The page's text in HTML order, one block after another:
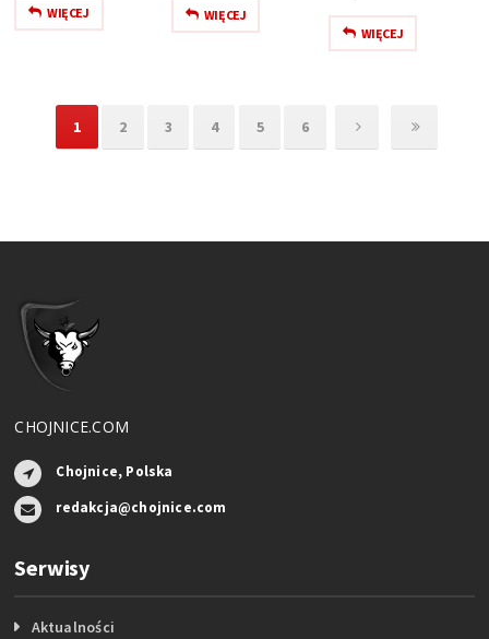
WIĘCEJ WIĘCEJ
WIĘCEJ
1 2 3 4 5 6
CHOJNICE.COM
Chojnice, Polska
redakcja@chojnice.com
Serwisy
Aktualności